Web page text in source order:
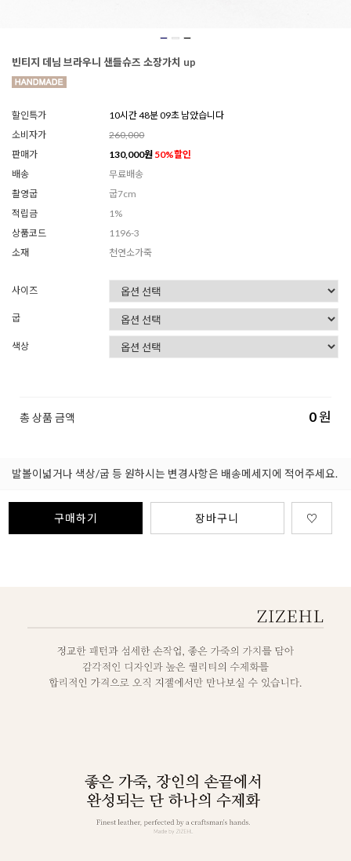
빈티지 데님 브라우니 샌들슈즈 소장가치 up
할인특가
10시간 48분 08초 남았습니다
소비자가
260,000
판매가
130,000원 50%할인
배송
무료배송
촬영굽
굽7cm
적립금
1%
상품코드
1196-3
소재
천연소가죽
사이즈
굽
색상
총 상품 금액 0원
발볼이넓거나 색상/굽 등 원하시는 변경사항은 배송메세지에 적어주세요.
구매하기 장바구니 ♡